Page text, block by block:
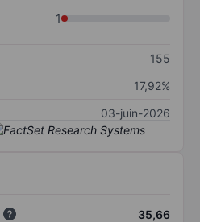
1
155
17,92%
03-juin-2026
35,66